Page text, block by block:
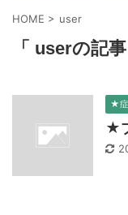
HOME > user
「 userの記
★
★